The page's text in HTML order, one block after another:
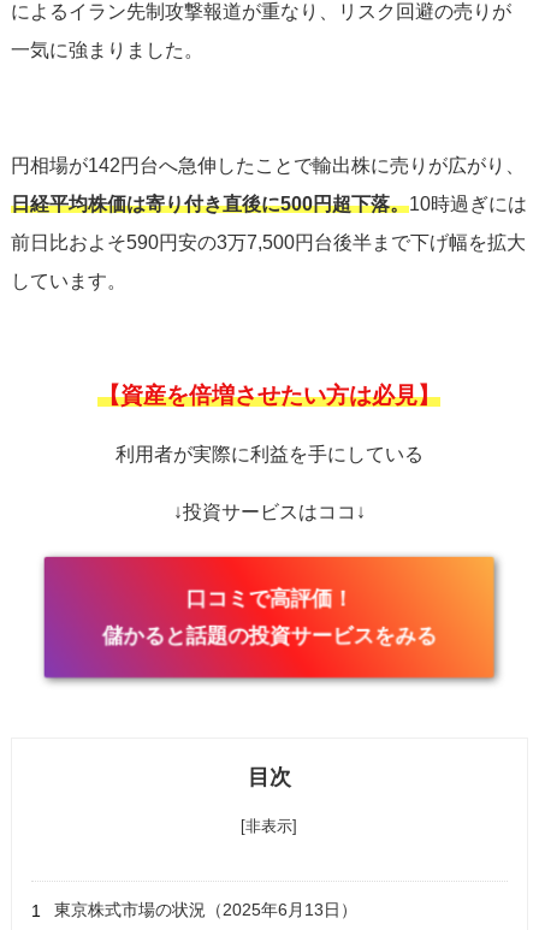
によるイラン先制攻撃報道が重なり、リスク回避の売りが
一気に強まりました。
円相場が142円台へ急伸したことで輸出株に売りが広がり、
日経平均株価は寄り付き直後に500円超下落。10時過ぎには
前日比およそ590円安の3万7,500円台後半まで下げ幅を拡大
しています。
【資産を倍増させたい方は必見】
利用者が実際に利益を手にしている
↓投資サービスはココ↓
口コミで高評価！
儲かると話題の投資サービスをみる
目次
[非表示]
東京株式市場の状況（2025年6月13日）